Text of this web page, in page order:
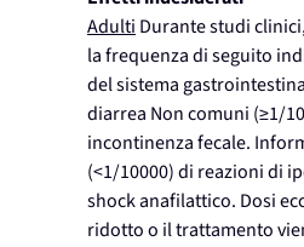
Adulti Durante studi
la frequenza di seguito
del sistema
diarrea Non comuni (≥1/
incontinenza fecale.
(<1/10000) di reazioni di
shock anafilattico. Dosi
ridotto o il trattamento